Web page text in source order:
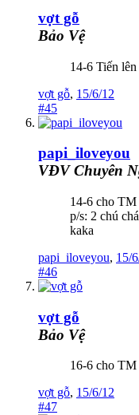
vợt gỗ
Bảo Vệ
14-6 Tiến
vợt gỗ, 15/6/12
#45
papi_iloveyou
VĐV Chuyên
14-6 cho
p/s: 2 chú
kaka
papi_iloveyou, 15/
#46
vợt gỗ
Bảo Vệ
16-6 cho TM
vợt gỗ, 15/6/12
#47